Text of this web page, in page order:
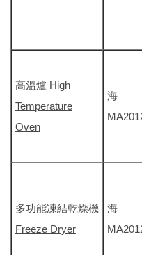
高溫爐 High
Temperature
Oven
海
多功能凍結乾燥機
Freeze Dryer
海